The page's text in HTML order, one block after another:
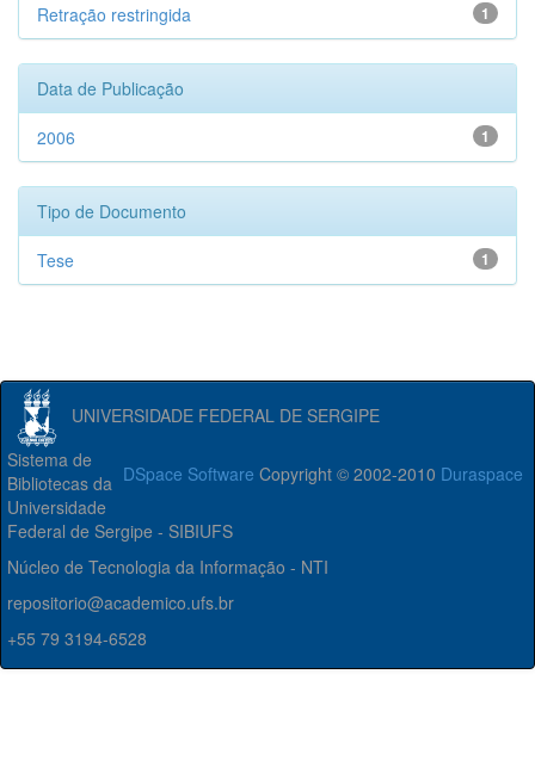
1
Retração restringida
Data de Publicação
1
2006
Tipo de Documento
1
Tese
UNIVERSIDADE FEDERAL DE SERGIPE
DSpace Software Copyright © 2002-2010 Duraspace
Sistema de
Bibliotecas da
Universidade
Federal de Sergipe - SIBIUFS
Núcleo de Tecnologia da Informação - NTI
repositorio@academico.ufs.br
+55 79 3194-6528